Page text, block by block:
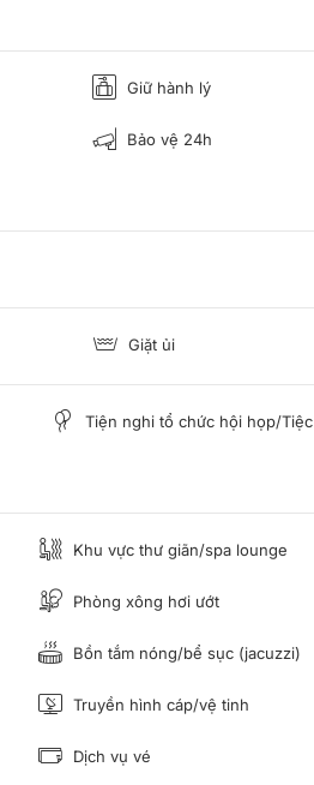
Giữ hành lý
Bảo vệ 24h
Giặt ủi
Tiện nghi tổ chức hội họp/Tiệc
Khu vực thư giãn/spa lounge
Phòng xông hơi ướt
Bồn tắm nóng/bể sục (jacuzzi)
Truyền hình cáp/vệ tinh
Dịch vụ vé